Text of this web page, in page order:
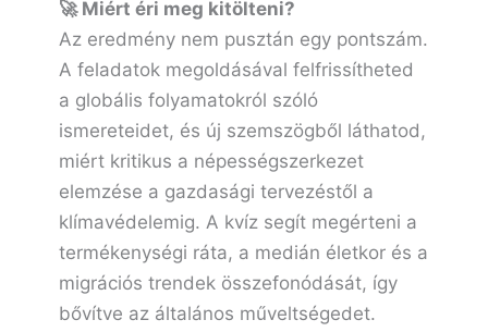
🚀 Miért éri meg kitölteni?
Az eredmény nem pusztán egy pontszám.
A feladatok megoldásával felfrissítheted
a globális folyamatokról szóló
ismereteidet, és új szemszögből láthatod,
miért kritikus a népességszerkezet
elemzése a gazdasági tervezéstől a
klímavédelemig. A kvíz segít megérteni a
termékenységi ráta, a medián életkor és a
migrációs trendek összefonódását, így
bővítve az általános műveltségedet.